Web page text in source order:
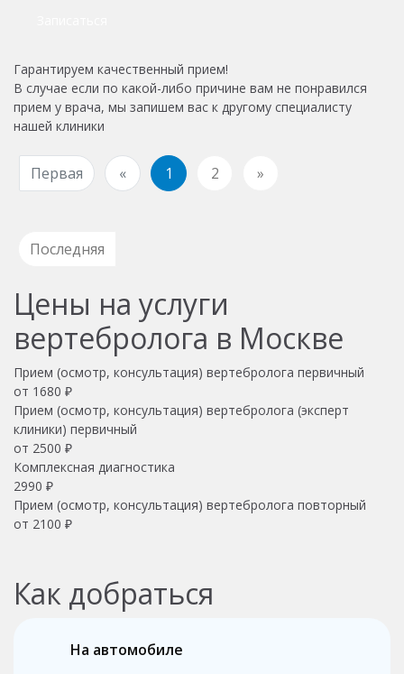
Гарантируем качественный прием!
В случае если по какой-либо причине вам не понравился
прием у врача, мы запишем вас к другому специалисту
нашей клиники
Первая « 1 2 »
Последняя
Цены на услуги
вертебролога в Москве
Прием (осмотр, консультация) вертебролога первичный
от 1680 ₽
Прием (осмотр, консультация) вертебролога (эксперт
клиники) первичный
от 2500 ₽
Комплексная диагностика
2990 ₽
Прием (осмотр, консультация) вертебролога повторный
от 2100 ₽
Как добраться
На автомобиле